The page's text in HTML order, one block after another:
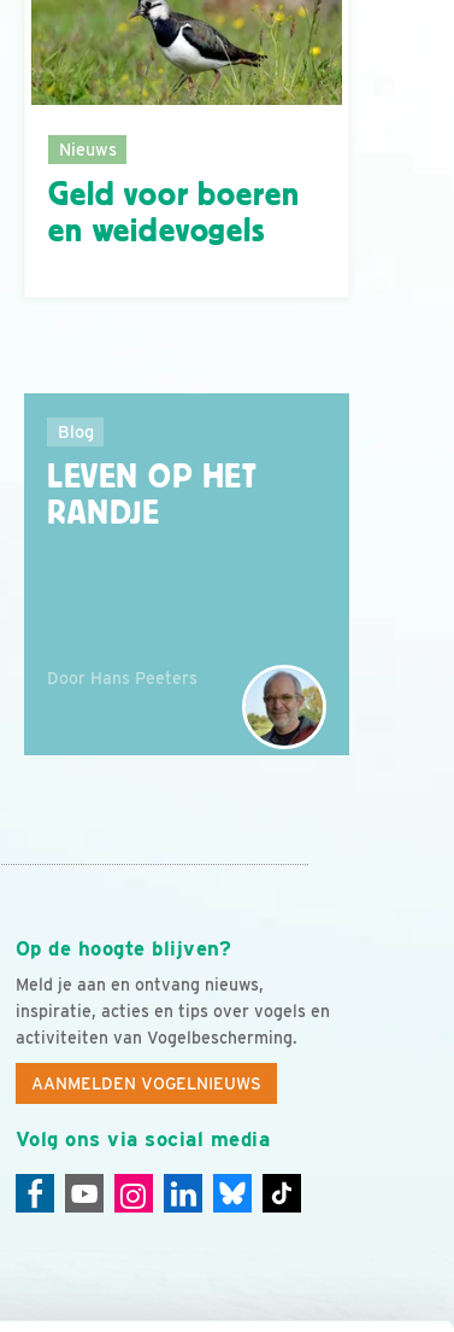
Nieuws
Geld voor boeren
en weidevogels
Blog
LEVEN OP HET
RANDJE
Door Hans Peeters
Op de hoogte blijven?
Meld je aan en ontvang nieuws,
inspiratie, acties en tips over vogels en
activiteiten van Vogelbescherming.
AANMELDEN VOGELNIEUWS
Volg ons via social media